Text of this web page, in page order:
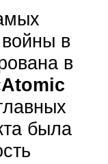
в
в
была